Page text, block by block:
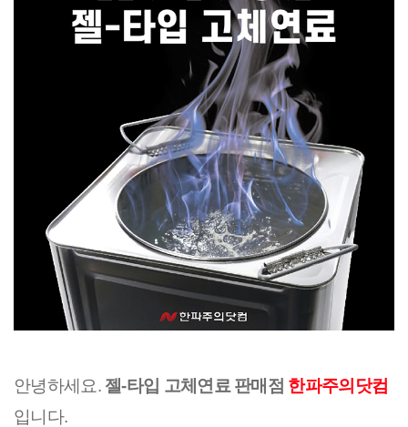
안녕하세요. 젤-타입 고체연료 판매점 한파주의닷컴
입니다.